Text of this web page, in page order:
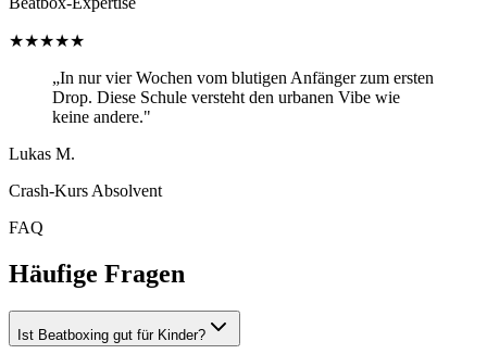
★★★★★
„In nur vier Wochen vom blutigen Anfänger zum ersten
Drop. Diese Schule versteht den urbanen Vibe wie
keine andere."
Lukas M.
Crash-Kurs Absolvent
FAQ
Häufige Fragen
Ist Beatboxing gut für Kinder?